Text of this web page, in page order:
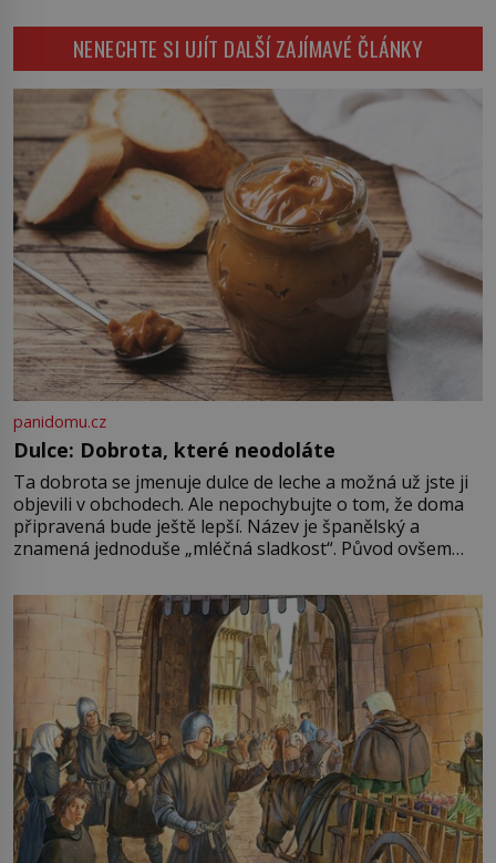
nejspíš nedokáže osadníky
zachránit. Muži, ženy, děti – všichni
jsou pryč. Nadobro a navždycky!
Kapitán John White (asi 1539–1593)
v srpnu 1587 naposledy zamává
své právě narozené vnučce a
vstoupí na palubu. Nechce […]
NENECHTE SI UJÍT DALŠÍ ZAJÍMAVÉ ČLÁNKY
panidomu.cz
Dulce: Dobrota, které neodoláte
Ta dobrota se jmenuje dulce de leche a možná už jste ji
objevili v obchodech. Ale nepochybujte o tom, že doma
připravená bude ještě lepší. Název je španělský a
znamená jednoduše „mléčná sladkost“. Původ ovšem
pře hned několik latinskoamerických zemí a k tomu
Francie, kde se traduje,